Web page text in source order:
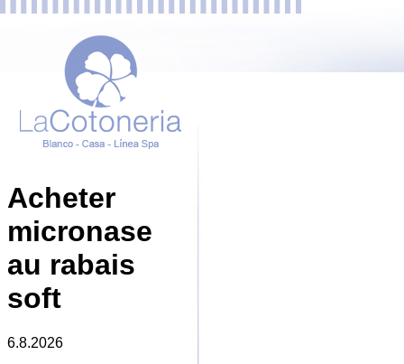
Acheter
micronase
au rabais
soft
6.8.2026